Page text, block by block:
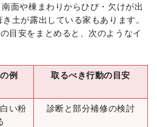
面や棟まわりからひび・欠けが出
土が露出している家もあります。
目安をまとめると、次のようなイ
例 取るべき行動の目安
い粉
診断と部分補修の検討